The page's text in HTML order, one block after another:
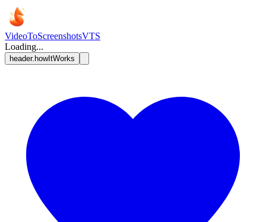
VideoToScreenshotsVTS
Loading...
header.howItWorks